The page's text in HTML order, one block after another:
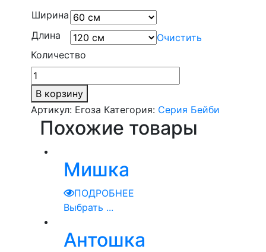
Ширина
Длина
Очистить
Количество
В корзину
Артикул: Егоза Категория: Серия Бейби
Похожие товары
Мишка
ПОДРОБНЕЕ
Выбрать ...
Антошка